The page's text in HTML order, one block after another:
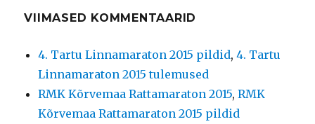
VIIMASED KOMMENTAARID
4. Tartu Linnamaraton 2015 pildid,4. Tartu
Linnamaraton 2015 tulemused
RMK Kõrvemaa Rattamaraton 2015,RMK
Kõrvemaa Rattamaraton 2015 pildid